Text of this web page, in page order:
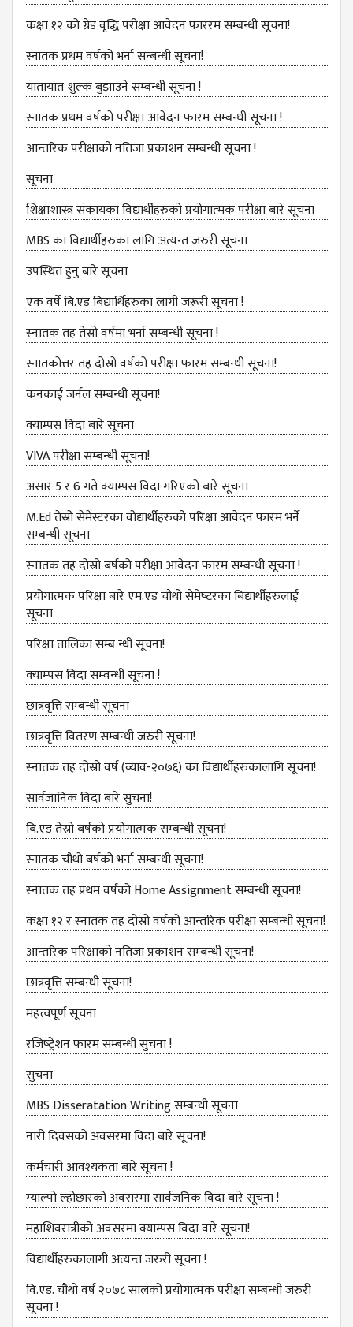
PROGRAMS
& POLICIES
FEE
STRUCTURE
METHODS &
TECHNIQUES
RULES &
REGULATION
KMC INTAKE
CAPACITY
RESULT
REPORTS &
PUBLICATION
AUDIT
REPORT
ANNUAL
REPORT
TRACER
REPORT
JOURNAL &
BULLETIN
BROCHURE
PROSPECTUS
CURRICULUM &
SYLLABUS
MANAGEMENT(BBS)
BBS FIRST YEAR
BBS SECOND YEAR
BBS THIRD YEAR
BBS FOURTH YEAR
HUMANITIES (BA)
BA FIRST YEAR
BA SECOND YEAR
BA THIRD YEAR
BA FOURTH YEAR
EDUCATION(B.ED)
B.ED FIRST YEAR
B.ED SECOND YEAR
B.ED THIRD YEAR
B.ED FOURTH YEAR
ONE YEAR B.ED
EDUCATION(M.ED)
M.ED FIRST
SEMESTERS
M.ED SECOND
SEMESTERS
M.ED THIRD
SEMESTERS
M.ED FOURTH
SEMESTERS
कक्षा १२ को ग्रेड वृद्धि परीक्षा आवेदन फाररम सम्बन्धी सूचना!
स्नातक प्रथम वर्षको भर्ना सन्बन्धी सूचना!
यातायात शुल्‍क बुझाउने सम्बन्धी सूचना !
स्नातक प्रथम वर्षको परीक्षा आवेदन फारम सम्बन्धी सूचना !
आन्तरिक परीक्षाको नतिजा प्रकाशन सम्बन्धी सूचना !
सूचना
शिक्षाशास्त्र संकायका विद्यार्थीहरुको प्रयोगात्‍मक परीक्षा बारे सूचना
MBS का विद्यार्थीहरुका लागि अत्यन्त जरुरी सूचना
उपस्थित हुनु बारे सूचना
एक वर्षे बि.एड बिद्यार्थिहरुका लागी जरूरी सूचना !
स्‍नातक तह तेस्रो वर्षमा भर्ना सम्बन्धी सूचना !
स्नातकोत्तर तह दोस्रो वर्षको परीक्षा फारम सम्बन्धी सूचना!
कनकाई जर्नल सम्बन्धी सूचना!
क्याम्पस विदा बारे सूचना
VIVA परीक्षा सम्बन्‍धी सूचना!
असार 5 र 6 गते क्याम्पस विदा गरिएको बारे सूचना
M.Ed तेस्रो सेमेस्टरका वोद्यार्थीहरुको परिक्षा आवेदन फारम भर्ने
सम्बन्धी सूचना
स्‍नातक तह दोस्रो बर्षको परीक्षा आवेदन फारम सम्बन्धी सूचना !
प्रयोगात्मक परिक्षा बारे एम.एड चौथो सेमेष्‍टरका बिद्यार्थीहरुलाई
सूचना
परिक्षा तालिका सम्ब न्धी सूचना!
क्‍याम्‍पस विदा सम्‍वन्‍धी सूचना !
छात्रवृत्ति सम्बन्धी सूचना
छात्रवृत्ति वितरण सम्बन्धी जरुरी सूचना!
स्‍नातक तह दोस्रो वर्ष (व्याव-२०७६) का विद्यार्थीहरुकालागि सूचना!
सार्वजानिक विदा बारे सुचना!
बि.एड तेस्रो बर्षको प्रयोगात्मक सम्बन्धी सूचना!
स्नातक चौथो बर्षको भर्ना सम्बन्धी सूचना!
स्‍नातक तह प्रथम वर्षको Home Assignment सम्बन्धी सूचना!
कक्षा १२ र स्‍नातक तह दोस्रो वर्षको आन्‍तरिक परीक्षा सम्बन्‍धी सूचना!
आन्‍तरिक परिक्षाको नतिजा प्रकाशन सम्‍बन्‍धी सूचना!
छात्रवृत्ति सम्बन्‍धी सूचना!
महत्त्वपूर्ण सूचना
रजिष्‍ट्रेशन फारम सम्बन्धी सुचना !
सुचना
MBS Disseratation Writing सम्बन्‍धी सूचना
नारी दिवसको अवसरमा विदा बारे सूचना!
कर्मचारी आवश्‍यकता बारे सूचना !
ग्‍याल्‍पो ल्‍होछारको अवसरमा सार्वजनिक विदा बारे सूचना !
महाशिवरात्रीको अवसरमा क्याम्पस विदा वारे सूचना!
विद्यार्थीहरुकालागी अत्यन्त जरुरी सूचना !
वि.एड. चौथो वर्ष २०७८ सालको प्रयोगात्मक परीक्षा सम्बन्धी जरुरी
सूचना !